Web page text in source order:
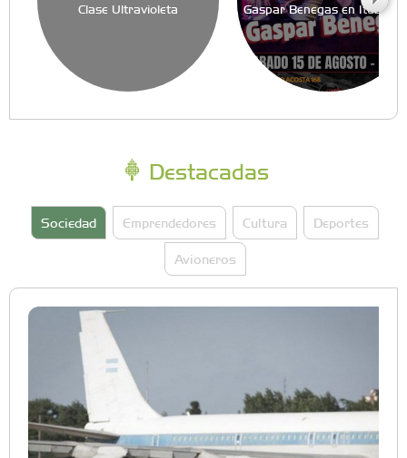
Clase Ultravioleta Gaspar Benegas en
Destacadas
Sociedad Emprendedores Cultura Deportes
Avioneros